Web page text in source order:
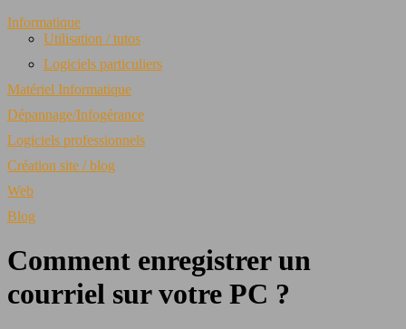
Informatique
Utilisation / tutos
Logiciels particuliers
Matériel Informatique
Dépannage/Infogérance
Logiciels professionnels
Création site / blog
Web
Blog
Comment enregistrer un
courriel sur votre PC ?